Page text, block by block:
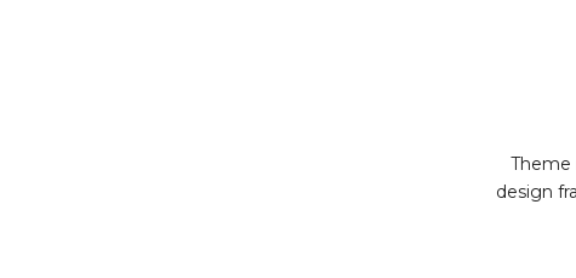
Theme
design